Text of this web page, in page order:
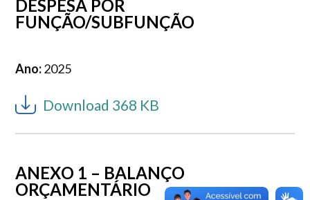
DESPESA POR
FUNÇÃO/SUBFUNÇÃO
Ano:2025
Download 368 KB
ANEXO 1 – BALANÇO
ORÇAMENTÁRIO